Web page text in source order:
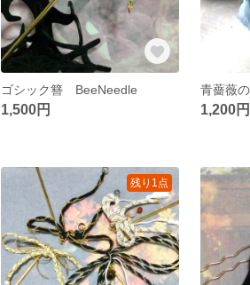
ゴシック簪 BeeNeedle
1,500円
青薔薇
1,200円
残り1点